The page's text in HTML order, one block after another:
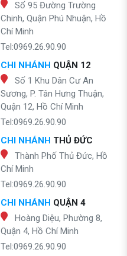
Số 95 Đường Trường
Chinh, Quận Phú Nhuận, Hồ
Chí Minh
Tel:0969.26.90.90
CHI NHÁNH QUẬN 12
Số 1 Khu Dân Cư An
Sương, P. Tân Hưng Thuận,
Quận 12, Hồ Chí Minh
Tel:0969.26.90.90
CHI NHÁNH THỦ ĐỨC
Thành Phố Thủ Đức, Hồ
Chí Minh
Tel:0969.26.90.90
CHI NHÁNH QUẬN 4
Hoàng Diệu, Phường 8,
Quận 4, Hồ Chí Minh
Tel:0969.26.90.90